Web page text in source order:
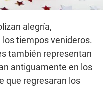
alegría,
los tiempos venideros.
también representan
antiguamente en los
que regresaran los